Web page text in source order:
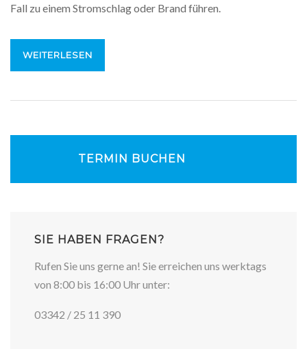
Fall zu einem Stromschlag oder Brand führen.
WEITERLESEN
TERMIN BUCHEN
SIE HABEN FRAGEN?
Rufen Sie uns gerne an! Sie erreichen uns werktags
von 8:00 bis 16:00 Uhr unter:
03342 / 25 11 390